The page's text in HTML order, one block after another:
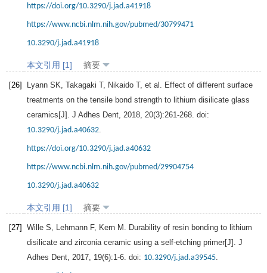
https://doi.org/10.3290/j.jad.a41918
https://www.ncbi.nlm.nih.gov/pubmed/30799471
10.3290/j.jad.a41918
本文引用 [1] 摘要
[26] Lyann SK Takagaki T, Nikaido T, et al. Effect of different surface
treatments on the tensile bond strength to lithium disilicate glass
ceramics[J]. J Adhes Dent 2018 20(3):261-268. doi:
10.3290/j.jad.a40632
https://doi.org/10.3290/j.jad.a40632
https://www.ncbi.nlm.nih.gov/pubmed/29904754
10.3290/j.jad.a40632
本文引用 [1] 摘要
[27] Wille S Lehmann F, Kern M.
Durability of resin bonding to lithium
disilicate and zirconia ceramic using a self-etching primer[J]. J
Adhes Dent 2017 19(6):1-6. doi: 10.3290/j.jad.a39545